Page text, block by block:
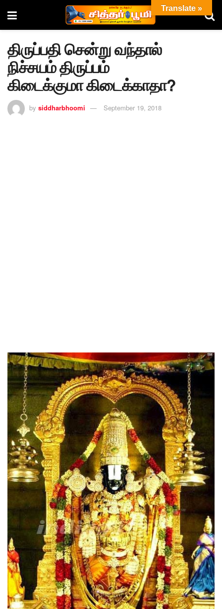
திருப்பதி சென்று வந்தால்
நிச்சயம் திருப்பம்
கிடைக்குமா கிடைக்காதா?
by siddharbhoomi September 19, 2018
Translate »